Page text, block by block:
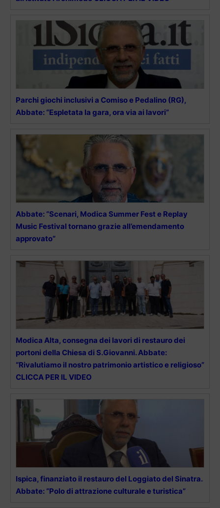
Parchi giochi inclusivi a Comiso e Pedalino (RG),
Abbate: “Espletata la gara, ora via ai lavori”
Abbate: “Scenari, Modica Summer Fest e Replay
Music Festival tornano grazie all’emendamento
approvato”
Modica Alta, consegna dei lavori di restauro dei
portoni della Chiesa di S.Giovanni. Abbate:
“Rivalutiamo il nostro patrimonio artistico e religioso”
CLICCA PER IL VIDEO
Ispica, finanziato il restauro del Loggiato del Sinatra.
Abbate: “Polo di attrazione culturale e turistica”